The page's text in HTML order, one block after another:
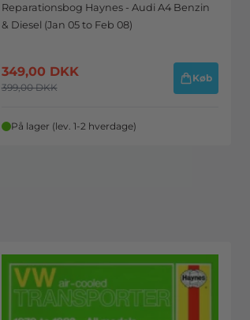
Reparationsbog Haynes - Audi A4 Benzin
& Diesel (Jan 05 to Feb 08)
349,00 DKK
399,00DKK
Køb
På lager (lev. 1-2 hverdage)